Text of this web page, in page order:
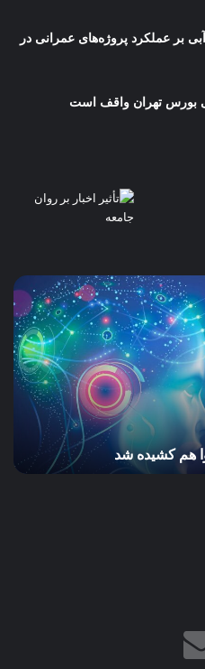
بر عملکرد پروژه‌های عمرانی در
بورس تهران واقف است
هم کشیده شد
و